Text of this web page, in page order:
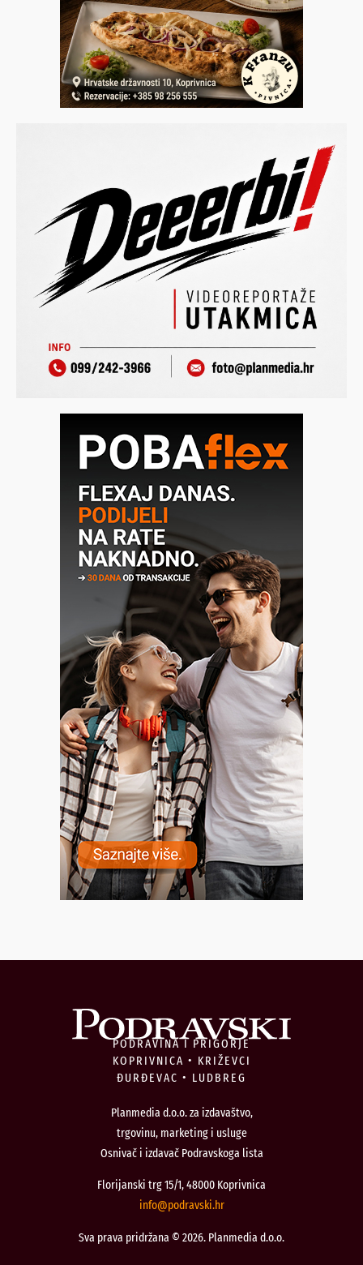
PODRAVINA I PRIGORJE
KOPRIVNICA • KRIŽEVCI
ĐURĐEVAC • LUDBREG
Planmedia d.o.o. za izdavaštvo,
trgovinu, marketing i usluge
Osnivač i izdavač Podravskoga lista
Florijanski trg 15/1, 48000 Koprivnica
rh.iksvardop
@ofni
Sva prava pridržana © 2026. Planmedia d.o.o.